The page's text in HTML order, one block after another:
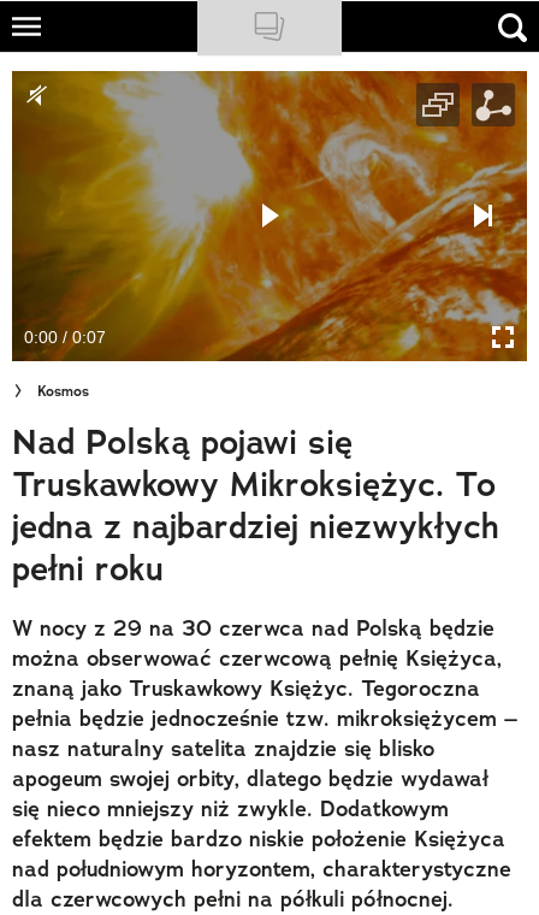
Skip
main
NATIONAL GEOGRAPHIC
PODCASTY
Cuda Polski
Wielki Konkurs Fotograficzny
Trendbook Podróżniczy
Polecane
0:00 / 0:07
Kosmos
Nad Polską pojawi się
Truskawkowy Mikroksiężyc. To
jedna z najbardziej niezwykłych
pełni roku
W nocy z 29 na 30 czerwca nad Polską będzie
można obserwować czerwcową pełnię Księżyca,
znaną jako Truskawkowy Księżyc. Tegoroczna
pełnia będzie jednocześnie tzw. mikroksiężycem –
nasz naturalny satelita znajdzie się blisko
apogeum swojej orbity, dlatego będzie wydawał
się nieco mniejszy niż zwykle. Dodatkowym
efektem będzie bardzo niskie położenie Księżyca
nad południowym horyzontem, charakterystyczne
dla czerwcowych pełni na półkuli północnej.